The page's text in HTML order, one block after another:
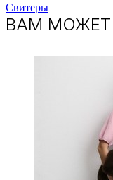
Свитеры
ВАМ МОЖЕТ